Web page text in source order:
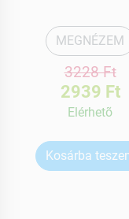
MEGNÉZEM
3228 Ft
2939 Ft
Elérhetõ
Kosárba